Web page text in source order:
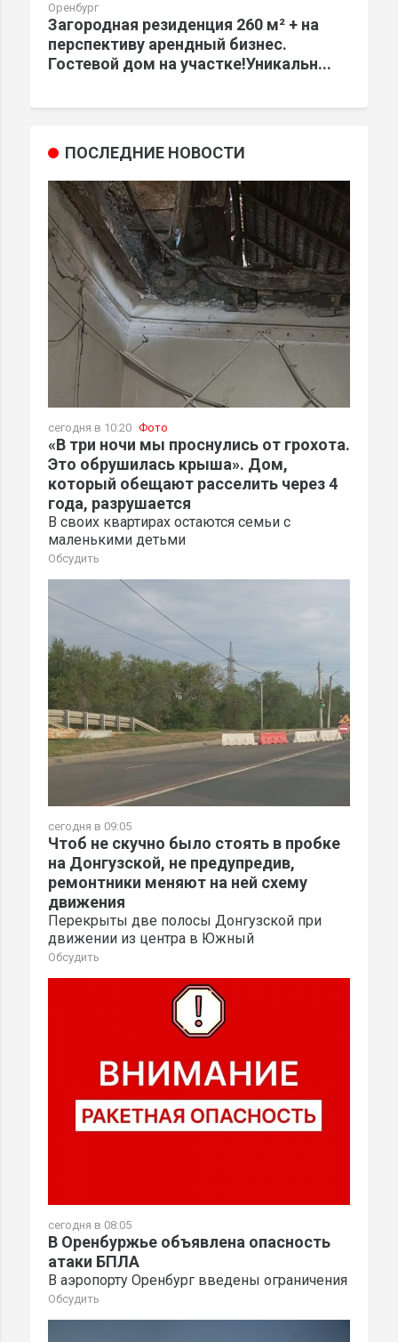
Оренбург
Загородная резиденция 260 м² + на
перспективу арендный бизнес.
Гостевой дом на участке!Уникальн...
ПОСЛЕДНИЕ НОВОСТИ
сегодня в 10:20 Фото
«В три ночи мы проснулись от грохота.
Это обрушилась крыша». Дом,
который обещают расселить через 4
года, разрушается
В своих квартирах остаются семьи с
маленькими детьми
Обсудить
сегодня в 09:05
Чтоб не скучно было стоять в пробке
на Донгузской, не предупредив,
ремонтники меняют на ней схему
движения
Перекрыты две полосы Донгузской при
движении из центра в Южный
Обсудить
сегодня в 08:05
В Оренбуржье объявлена опасность
атаки БПЛА
В аэропорту Оренбург введены ограничения
Обсудить